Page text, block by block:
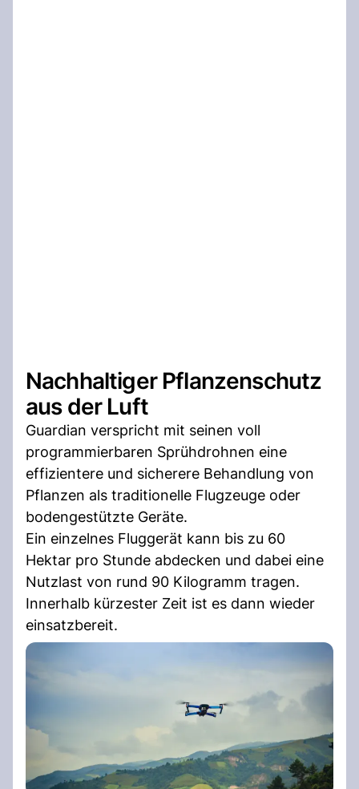
Nachhaltiger Pflanzenschutz
aus der Luft
Guardian verspricht mit seinen voll
programmierbaren Sprühdrohnen eine
effizientere und sicherere Behandlung von
Pflanzen als traditionelle Flugzeuge oder
bodengestützte Geräte.
Ein einzelnes Fluggerät kann bis zu 60
Hektar pro Stunde abdecken und dabei eine
Nutzlast von rund 90 Kilogramm tragen.
Innerhalb kürzester Zeit ist es dann wieder
einsatzbereit.